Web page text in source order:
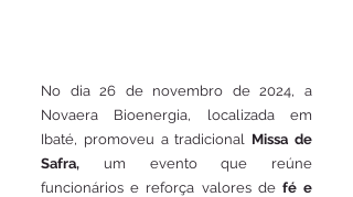
No dia 26 de novembro de 2024, a
Novaera Bioenergia, localizada em
Ibaté, promoveu a tradicional Missa de
Safra, um evento que reúne
funcionários e reforça valores de fé e